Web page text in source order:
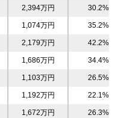
2,394万円 30.2%
1,074万円 35.2%
2,179万円 42.2%
1,686万円 34.4%
1,103万円 26.5%
1,192万円 22.1%
1,672万円 26.3%